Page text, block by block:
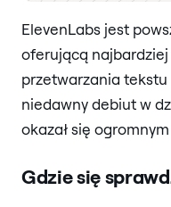
ElevenLabs jest
oferującą najbardziej
przetwarzania
niedawny debiut w
okazał się
Gdzie się